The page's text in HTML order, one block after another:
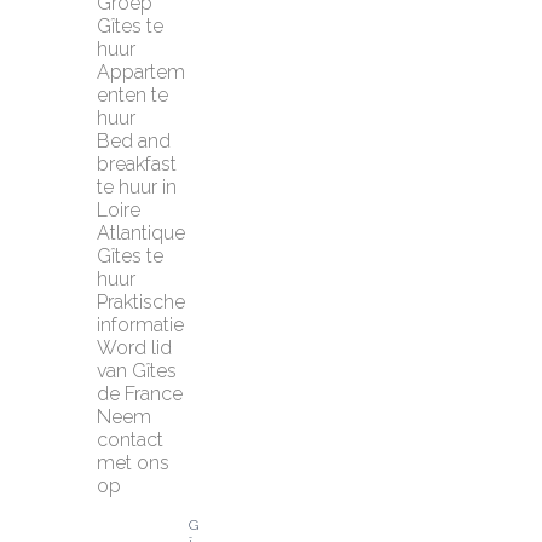
Gîtes te
huur
Appartem
enten te
huur
Bed and
breakfast
te huur in
Loire
Atlantique
Gîtes te
huur
Praktische
informatie
Word lid
van Gîtes
de France
Neem
contact
met ons
op
G